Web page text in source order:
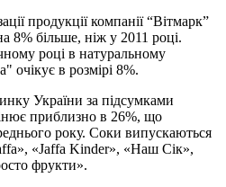
продукції компанії “Вітмарк”
8% більше, ніж у 2011 році.
році в натуральному
очікує в розмірі 8%.
України за підсумками
приблизно в 26%, що
року. Соки випускаються
«Jaffa Kinder», «Наш Сік»,
фрукти».